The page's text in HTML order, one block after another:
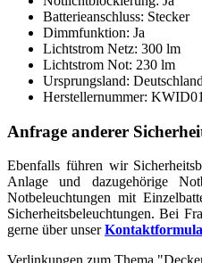
Batterieanschluss: Stecker
Dimmfunktion: Ja
Lichtstrom Netz: 300 lm
Lichtstrom Not: 230 lm
Ursprungsland: Deutschland
Herstellernummer:
Anfrage anderer
Ebenfalls führen wir
Anlage und dazugehörige
Notbeleuchtungen mit
Sicherheitsbeleuchtungen.Bei
gerne über unser